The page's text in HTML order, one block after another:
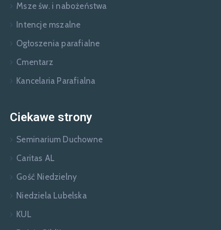
Msze św. i nabożeństwa
Intencje mszalne
Ogłoszenia parafialne
Cmentarz
Kancelaria Parafialna
Ciekawe strony
Seminarium Duchowne
Caritas AL
Gość Niedzielny
Niedziela Lubelska
KUL